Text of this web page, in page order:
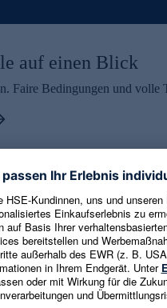
auf einen Blick
Faire Bedingungen und volle
erhalten
und aktuelle Trends,
erhalten. Als Dankeschön
Eine Abmeldung ist